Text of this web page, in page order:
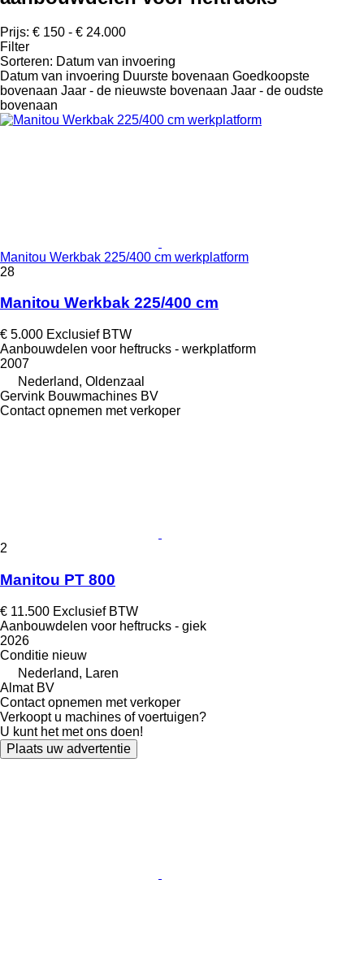
Prijs: € 150 - € 24.000
Filter
Sorteren: Datum van invoering
Datum van invoering Duurste bovenaan Goedkoopste
bovenaan Jaar - de nieuwste bovenaan Jaar - de oudste
bovenaan
Manitou Werkbak 225/400 cm werkplatform
28
Manitou Werkbak 225/400 cm
€ 5.000 Exclusief BTW
Aanbouwdelen voor heftrucks - werkplatform
2007
Nederland, Oldenzaal
Gervink Bouwmachines BV
Contact opnemen met verkoper
2
Manitou PT 800
€ 11.500 Exclusief BTW
Aanbouwdelen voor heftrucks - giek
2026
Conditie nieuw
Nederland, Laren
Almat BV
Contact opnemen met verkoper
Verkoopt u machines of voertuigen?
U kunt het met ons doen!
Plaats uw advertentie